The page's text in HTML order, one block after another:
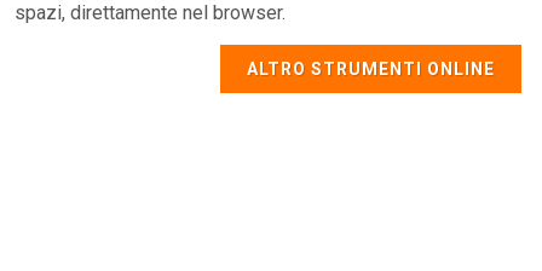
spazi, direttamente nel browser.
ALTRO STRUMENTI ONLINE